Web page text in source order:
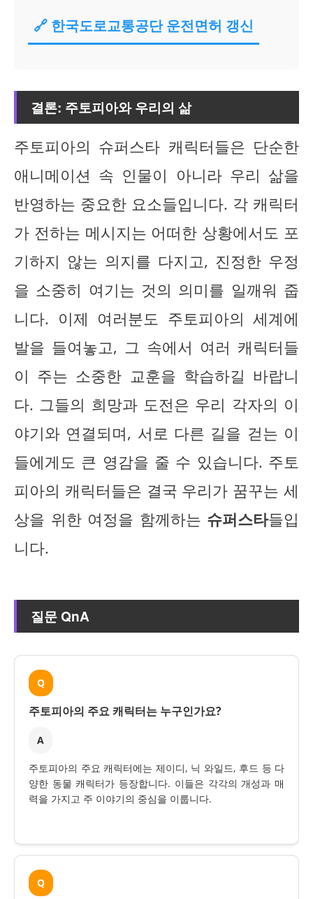
🔗 한국도로교통공단 운전면허 갱신
결론: 주토피아와 우리의 삶
주토피아의 슈퍼스타 캐릭터들은 단순한
애니메이션 속 인물이 아니라 우리 삶을
반영하는 중요한 요소들입니다. 각 캐릭터
가 전하는 메시지는 어떠한 상황에서도 포
기하지 않는 의지를 다지고, 진정한 우정
을 소중히 여기는 것의 의미를 일깨워 줍
니다. 이제 여러분도 주토피아의 세계에
발을 들여놓고, 그 속에서 여러 캐릭터들
이 주는 소중한 교훈을 학습하길 바랍니
다. 그들의 희망과 도전은 우리 각자의 이
야기와 연결되며, 서로 다른 길을 걷는 이
들에게도 큰 영감을 줄 수 있습니다. 주토
피아의 캐릭터들은 결국 우리가 꿈꾸는 세
상을 위한 여정을 함께하는 슈퍼스타들입
니다.
질문 QnA
Q
주토피아의 주요 캐릭터는 누구인가요?
A
주토피아의 주요 캐릭터에는 제이디, 닉 와일드, 후드 등 다
양한 동물 캐릭터가 등장합니다. 이들은 각각의 개성과 매
력을 가지고 주 이야기의 중심을 이룹니다.
Q